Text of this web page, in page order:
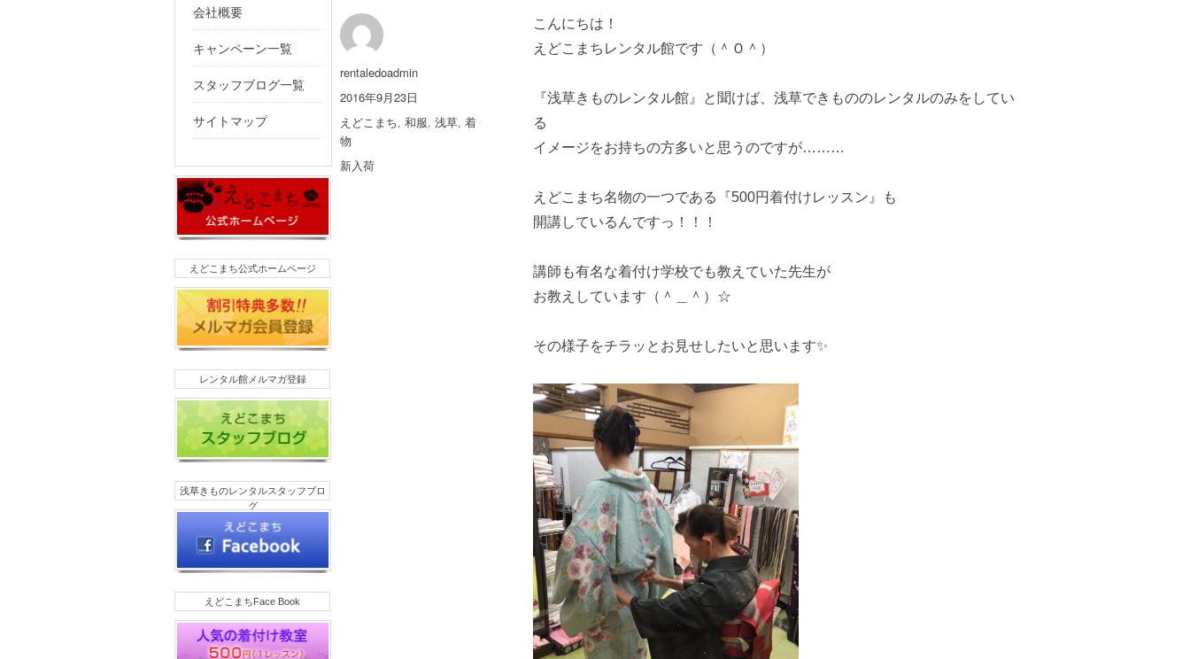
こんにちは！
えどこまちレンタル館です（＾Ｏ＾）
『浅草きものレンタル館』と聞けば、浅草できもののレンタルのみをしてい
る
イメージをお持ちの方多いと思うのですが………
えどこまち名物の一つである『500円着付けレッスン』も
開講しているんですっ！！！
講師も有名な着付け学校でも教えていた先生が
お教えしています（＾＿＾）☆
その様子をチラッとお見せしたいと思います✨
投
稿
rentaledoadmin
投
稿
日:
2016年9月23日
カ
テ
ゴ
リ
えどこまち, 和服, 浅草, 着
物
タ
新入荷
会社概要
キャンペーン一覧
スタッフブログ一覧
サイトマップ
えどこまち公式ホームページ
レンタル館メルマガ登録
浅草きものレンタルスタッフブロ
グ
えどこまちFace Book